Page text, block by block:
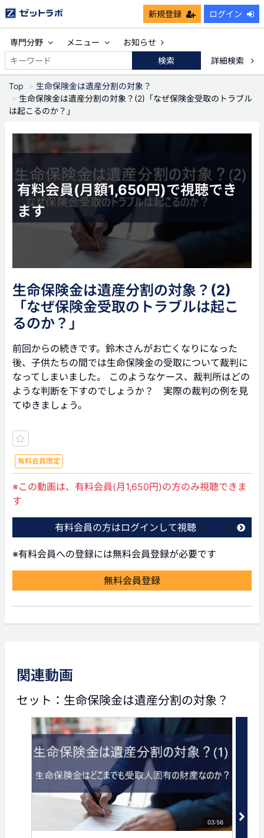
新規登録 ログイン
専門分野 メニュー
お知らせ
検索
詳細検索
Top
生命保険金は遺産分割の対象？
生命保険金は遺産分割の対象？(2)「なぜ保険金受取のトラブル
は起こるのか？」
有料会員(月額1,650円)で視聴でき
ます
生命保険金は遺産分割の対象？(2)
「なぜ保険金受取のトラブルは起こ
るのか？」
前回からの続きです。鈴木さんがお亡くなりになった
後、子供たちの間では生命保険金の受取について裁判に
なってしまいました。 このようなケース、裁判所はどの
ような判断を下すのでしょうか？ 実際の裁判の例を見
てゆきましょう。
有料会員限定
※この動画は、有料会員(月1,650円)の方のみ視聴できま
す
有料会員の方はログインして視聴
※有料会員への登録には無料会員登録が必要です
無料会員登録
前の動画
生命保険金は遺産分割の対
までも受取人固有の財産な
のか？」
次の動画
生命保険金は遺産分割の対
わかることとは？」
タグ
生命保険 裁判 遺産分割
関連動画
セット：生命保険金は遺産分割の対象？
03:56